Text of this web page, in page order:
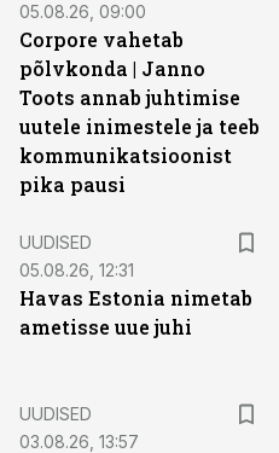
05.08.26, 09:00
Corpore vahetab
põlvkonda | Janno
Toots annab juhtimise
uutele inimestele ja teeb
kommunikatsioonist
pika pausi
UUDISED
05.08.26, 12:31
Havas Estonia nimetab
ametisse uue juhi
UUDISED
03.08.26, 13:57